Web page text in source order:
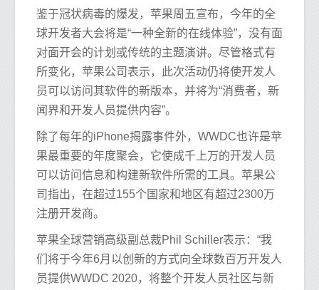
鉴于冠状病毒的爆发，苹果周五宣布，今年的全
球开发者大会将是“一种全新的在线体验”，没有面
对面开会的计划或传统的主题演讲。尽管格式有
所变化，苹果公司表示，此次活动仍将使开发人
员可以访问其软件的新版本，并将为“消费者，新
闻界和开发人员提供内容”。
除了每年的iPhone揭露事件外，WWDC也许是苹
果最重要的年度聚会，它使成千上万的开发人员
可以访问信息和构建新软件所需的工具。苹果公
司指出，在超过155个国家和地区有超过2300万
注册开发商。
苹果全球营销高级副总裁Phil Schiller表示：“我
们将于今年6月以创新的方式向全球数百万开发人
员提供WWDC 2020，将整个开发人员社区与新